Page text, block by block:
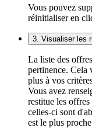
Vous pouvez
réinitialiser en
3. Visualiser les
La liste des
pertinence. Cela
plus à vos
Vous avez
restitue les
celles-ci sont
est le plus